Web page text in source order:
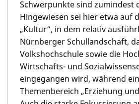
Schwerpunkte sind zumindest
Hingewiesen sei hier etwa auf
„Kultur“, in dem relativ
Nürnberger Schullandschaft,
Volkshochschule sowie die
Wirtschafts- und
eingegangen wird, während
Themenbereich „Erziehung